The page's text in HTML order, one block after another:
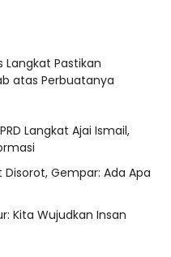
Langkat Pastikan
atas Perbuatanya
Langkat Ajai Ismail,
Disorot, Gempar: Ada Apa
Kita Wujudkan Insan